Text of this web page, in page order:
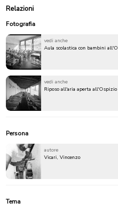
Relazioni
Fotografia
vedi anche
Aula scolastica con bambini
vedi anche
Riposo all'aria aperta
Persona
autore
Vicari, Vincenzo
Tema